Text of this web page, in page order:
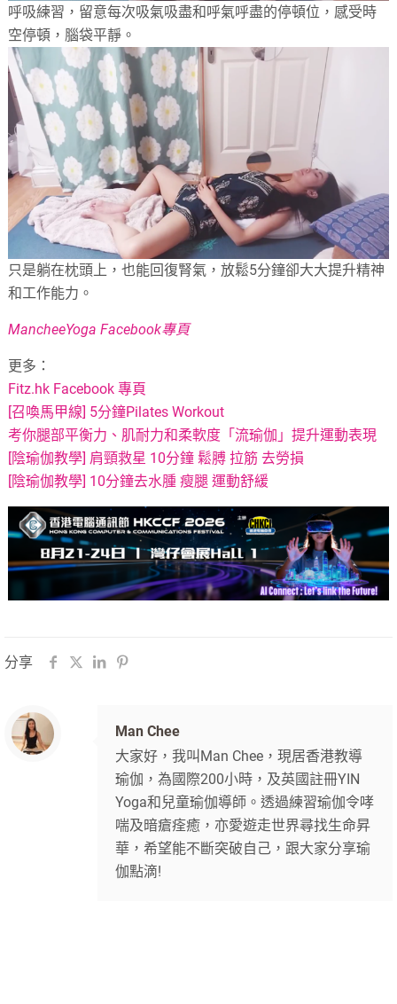
呼吸練習，留意每次吸氣吸盡和呼氣呼盡的停頓位，感受時
空停頓，腦袋平靜。
只是躺在枕頭上，也能回復腎氣，放鬆5分鐘卻大大提升精神
和工作能力。
MancheeYoga Facebook專頁
更多：
Fitz.hk Facebook 專頁
[召喚馬甲線] 5分鐘Pilates Workout
考你腿部平衡力、肌耐力和柔軟度「流瑜伽」提升運動表現
[陰瑜伽教學] 肩頸救星 10分鐘 鬆膊 拉筋 去勞損
[陰瑜伽教學] 10分鐘去水腫 瘦腿 運動舒緩
分享
Man Chee
大家好，我叫Man Chee，現居香港教導
瑜伽，為國際200小時，及英國註冊YIN
Yoga和兒童瑜伽導師。透過練習瑜伽令哮
喘及暗瘡痊癒，亦愛遊走世界尋找生命昇
華，希望能不斷突破自己，跟大家分享瑜
伽點滴!